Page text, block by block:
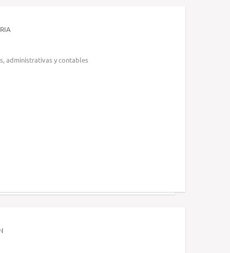
administrativas y contables